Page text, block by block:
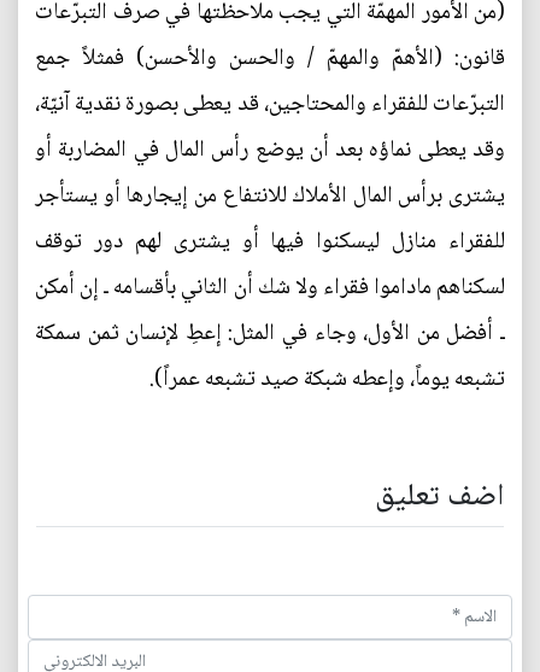
(من الأمور المهمّة التي يجب ملاحظتها في صرف التبرّعات
قانون: (الأهمّ والمهمّ / والحسن والأحسن) فمثلاً جمع
التبرّعات للفقراء والمحتاجين، قد يعطى بصورة نقدية آنيّة،
وقد يعطى نماؤه بعد أن يوضع رأس المال في المضاربة أو
يشترى برأس المال الأملاك للانتفاع من إيجارها أو يستأجر
للفقراء منازل ليسكنوا فيها أو يشترى لهم دور توقف
لسكناهم ماداموا فقراء ولا شك أن الثاني بأقسامه ـ إن أمكن
ـ أفضل من الأول، وجاء في المثل: إعطِ لإنسان ثمن سمكة
تشبعه يوماً، وإعطه شبكة صيد تشبعه عمراً).
اضف تعليق